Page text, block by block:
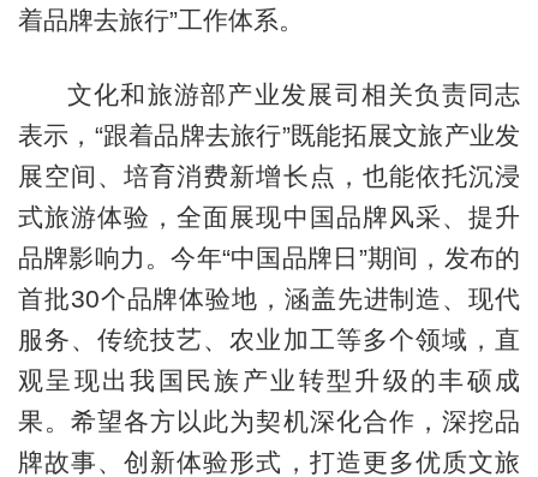
着品牌去旅行”工作体系。
文化和旅游部产业发展司相关负责同志
表示，“跟着品牌去旅行”既能拓展文旅产业发
展空间、培育消费新增长点，也能依托沉浸
式旅游体验，全面展现中国品牌风采、提升
品牌影响力。今年“中国品牌日”期间，发布的
首批30个品牌体验地，涵盖先进制造、现代
服务、传统技艺、农业加工等多个领域，直
观呈现出我国民族产业转型升级的丰硕成
果。希望各方以此为契机深化合作，深挖品
牌故事、创新体验形式，打造更多优质文旅